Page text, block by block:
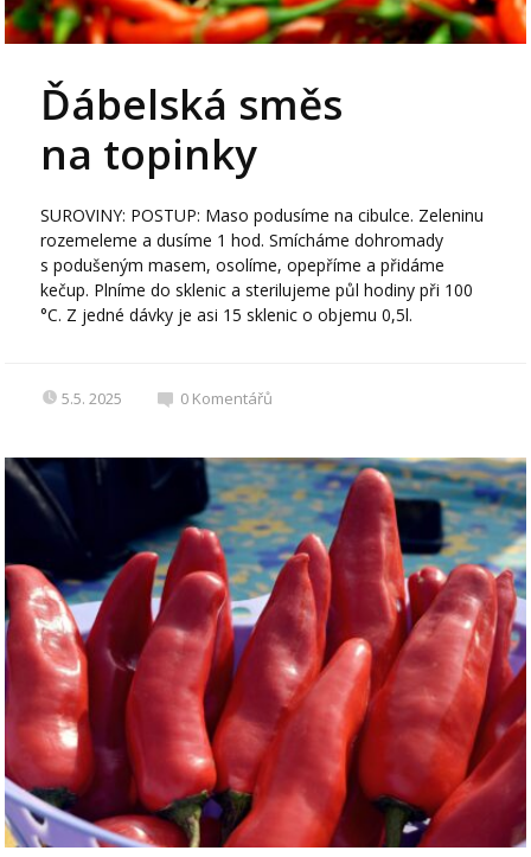
Ďábelská směs
na topinky
SUROVINY: POSTUP: Maso podusíme na cibulce. Zeleninu
rozemeleme a dusíme 1 hod. Smícháme dohromady
s podušeným masem, osolíme, opepříme a přidáme
kečup. Plníme do sklenic a sterilujeme půl hodiny při 100
°C. Z jedné dávky je asi 15 sklenic o objemu 0,5l.
5.5. 2025 0 Komentářů